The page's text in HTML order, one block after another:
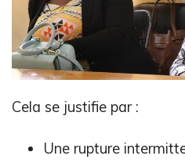
Cela se justifie par :
Une rupture